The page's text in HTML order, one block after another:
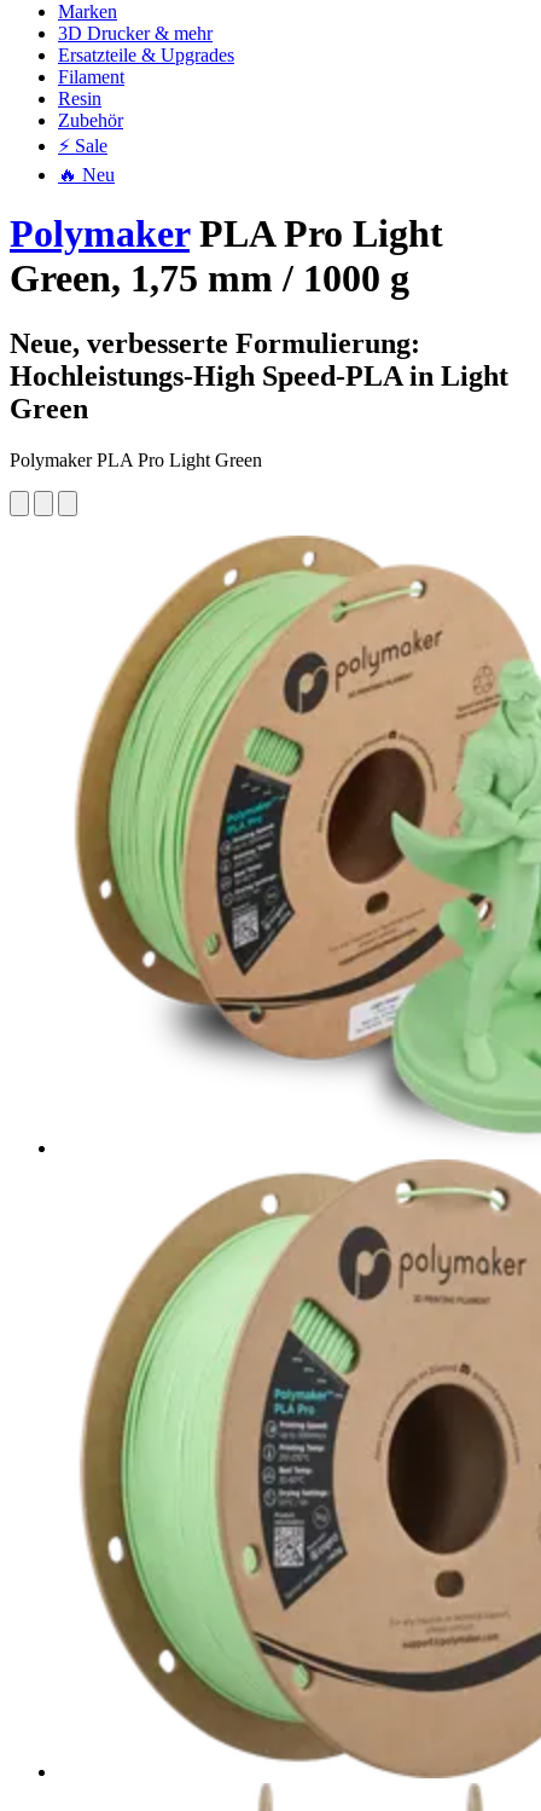
Marken
3D Drucker & mehr
Ersatzteile & Upgrades
Filament
Resin
Zubehör
⚡ Sale
🔥 Neu
PolymakerPLA Pro Light
Green, 1,75 mm / 1000 g
Neue, verbesserte Formulierung:
Hochleistungs-High Speed-PLA in Light
Green
Polymaker PLA Pro Light Green